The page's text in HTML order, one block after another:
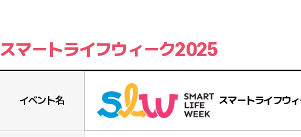
スマートライフウィーク2025
イベント名 スマートライフウ